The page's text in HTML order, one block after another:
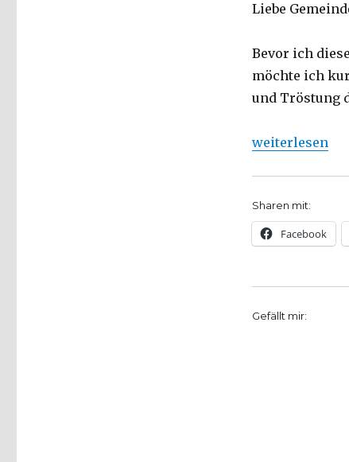
Liebe
Bevor ich
möchte ich
und Tröstung
„Predigt zum
weiterlesen
Sharen mit:
Facebook
Gefällt mir: